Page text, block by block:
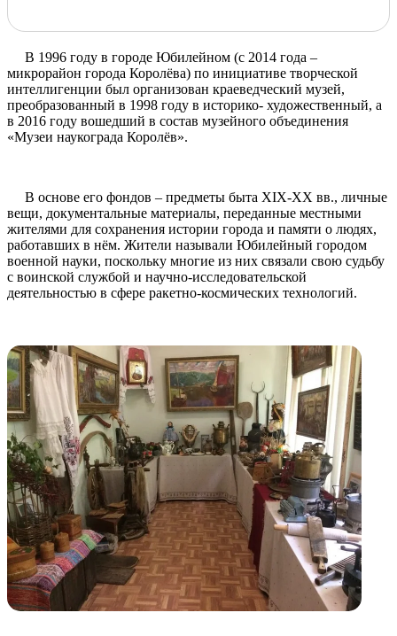
В 1996 году в городе Юбилейном (с 2014 года –
микрорайон города Королёва) по инициативе творческой
интеллигенции был организован краеведческий музей,
преобразованный в 1998 году в историко- художественный, а
в 2016 году вошедший в состав музейного объединения
«Музеи наукограда Королёв».
В основе его фондов – предметы быта XIX-XX вв., личные
вещи, документальные материалы, переданные местными
жителями для сохранения истории города и памяти о людях,
работавших в нём. Жители называли Юбилейный городом
военной науки, поскольку многие из них связали свою судьбу
с воинской службой и научно-исследовательской
деятельностью в сфере ракетно-космических технологий.